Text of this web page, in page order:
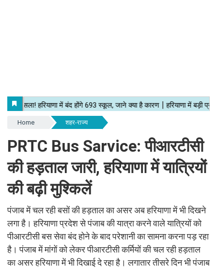
Home शहर-राज्य
PRTC Bus Sarvice: पीआरटीसी
की हड़ताल जारी, हरियाणा में यात्रियों
की बढ़ी मुश्किलें
पंजाब में चल रही बसों की हड़ताल का असर अब हरियाणा में भी दिखने
लगा है। हरियाणा प्रदेश से पंजाब की यात्रा करने वाले यात्रियों को
पीआरटीसी बस सेवा बंद होने के बाद परेशानी का सामना करना पड़ रहा
है। पंजाब में मांगों को लेकर पीआरटीसी कर्मियों की चल रही हड़ताल
का असर हरियाणा में भी दिखाई दे रहा है। लगातार तीसरे दिन भी पंजाब